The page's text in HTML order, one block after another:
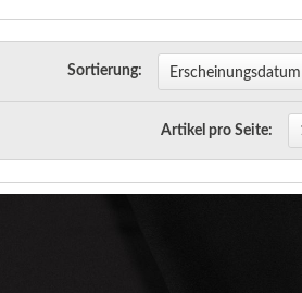
Sortierung:
Artikel pro Seite: